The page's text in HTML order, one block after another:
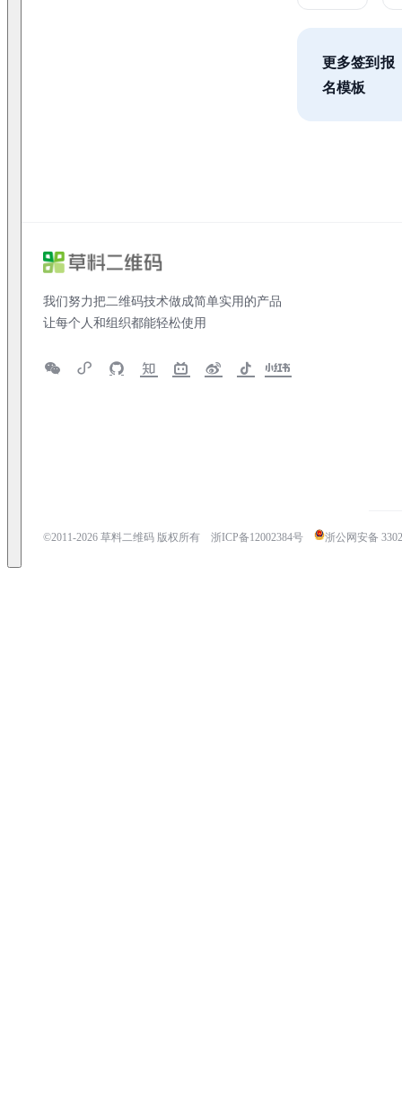
更多签到报
名模板
我们努力把二维码技术做成简单实用的产品
让每个人和组织都能轻松使用
©2011-2026 草料二维码 版权所有 浙ICP备12002384号 浙公网安备